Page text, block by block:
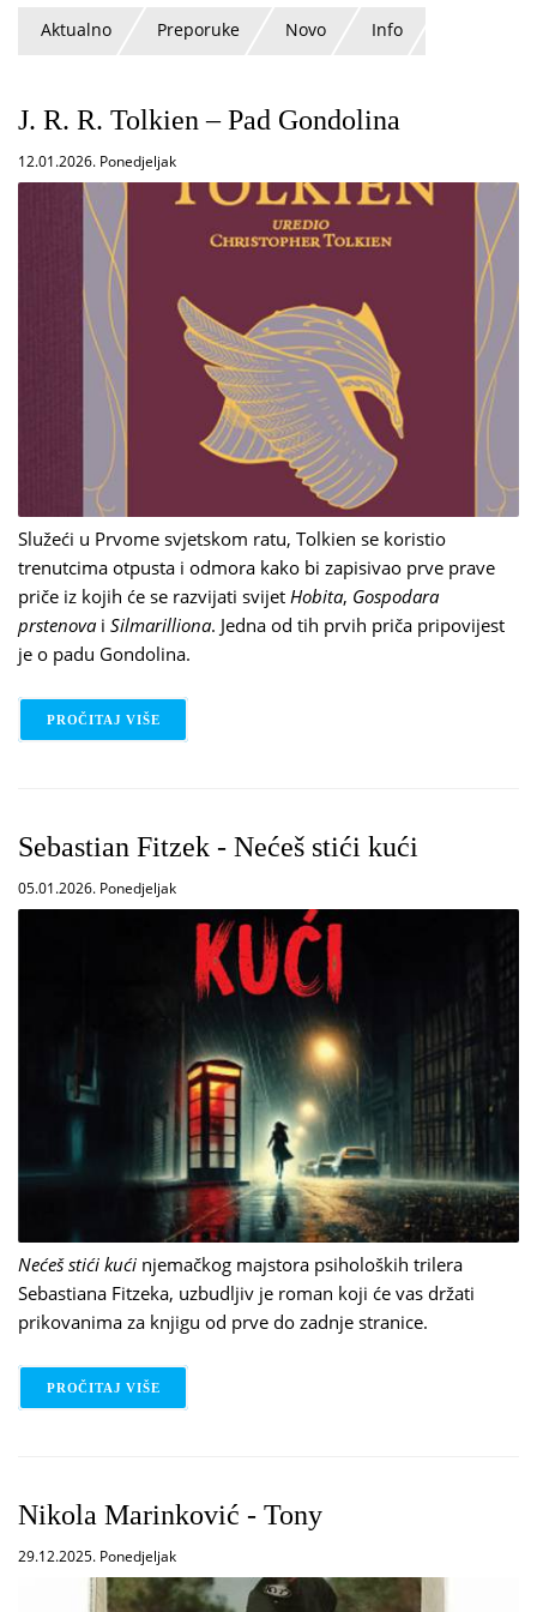
Aktualno Preporuke Novo Info
J. R. R. Tolkien – Pad Gondolina
12.01.2026. Ponedjeljak
Služeći u Prvome svjetskom ratu, Tolkien se koristio
trenutcima otpusta i odmora kako bi zapisivao prve prave
priče iz kojih će se razvijati svijet Hobita, Gospodara
prstenovai Silmarilliona. Jedna od tih prvih priča pripovijest
je o padu Gondolina.
PROČITAJ VIŠE
Sebastian Fitzek - Nećeš stići kući
05.01.2026. Ponedjeljak
Nećeš stići kući njemačkog majstora psiholoških trilera
Sebastiana Fitzeka, uzbudljiv je roman koji će vas držati
prikovanima za knjigu od prve do zadnje stranice.
PROČITAJ VIŠE
Nikola Marinković - Tony
29.12.2025. Ponedjeljak